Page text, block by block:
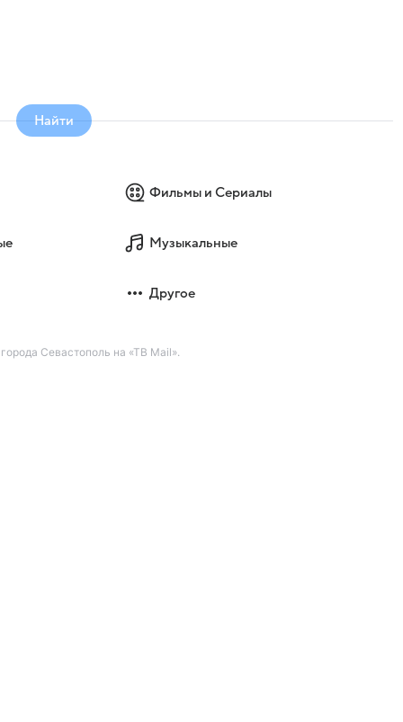
Найти
Фильмы и Сериалы
Музыкальные
Другое
Севастополь на «ТВ Mail».